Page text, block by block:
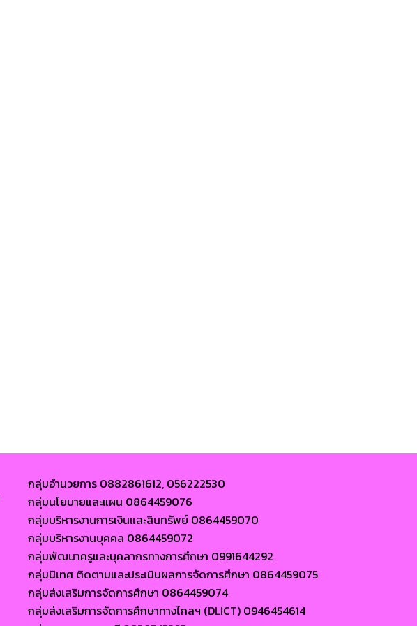
กลุ่มอำนวยการ 0882861612, 056222530
กลุ่มนโยบายและแผน 0864459076
กลุ่มบริหารงานการเงินและสินทรัพย์ 0864459070
กลุ่มบริหารงานบุคคล 0864459072
กลุ่มพัฒนาครูและบุคลากรทางการศึกษา 0991644292
กลุ่มนิเทศ ติดตามและประเมินผลการจัดการศึกษา 0864459075
กลุ่มส่งเสริมการจัดการศึกษา 0864459074
กลุ่มส่งเสริมการจัดการศึกษาทางไกลฯ (DLICT) 0946454614